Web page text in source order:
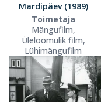
Mardipäev (1989)
Toimetaja
Mängufilm,
Üleloomulik film,
Lühimängufilm